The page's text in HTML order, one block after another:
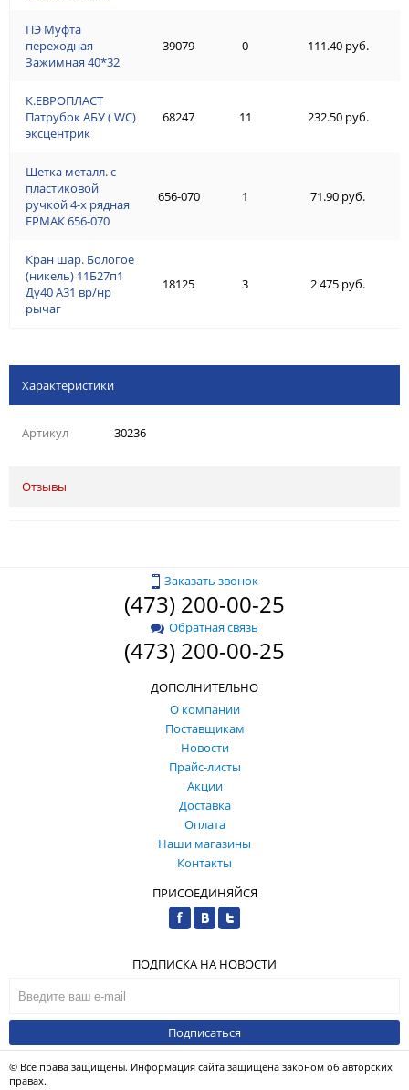
ПЭ Муфта
переходная
Зажимная 40*32
К.ЕВРОПЛАСТ
Патрубок АБУ ( WC)
эксцентрик
Щетка металл. с
пластиковой
ручкой 4-х рядная
ЕРМАК 656-070
Кран шар. Бологое
(никель) 11Б27п1
Ду40 А31 вр/нр
рычаг
39079 0 111.40 руб.
68247 11 232.50 руб.
656-070 1 71.90 руб.
18125 3 2 475 руб.
Характеристики
Артикул 30236
Отзывы
Заказать звонок
(473) 200-00-25
Обратная связь
(473) 200-00-25
ДОПОЛНИТЕЛЬНО
О компании
Поставщикам
Новости
Прайс-листы
Акции
Доставка
Оплата
Наши магазины
Контакты
ПРИСОЕДИНЯЙСЯ
ПОДПИСКА НА НОВОСТИ
Подписаться
© Все права защищены. Информация сайта защищена законом об авторских
правах.